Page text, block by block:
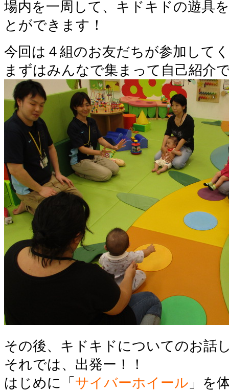
場内を一周して、キドキドの遊具
とができます！
今回は４組のお友だちが参加して
まずはみんなで集まって自己紹介
その後、キドキドについてのお話
それでは、出発ー！！
はじめに「 サイバーホイール 」を